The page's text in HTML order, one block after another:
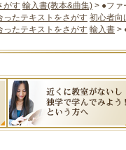
がす 輸入書(教本&曲集) > ●ファ
ったテキストをさがす 初心者向
ったテキストをさがす 輸入書 >